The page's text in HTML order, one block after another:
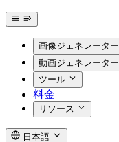
画像ジェネレーター
動画ジェネレーター
ツール
料金
リソース
日本語